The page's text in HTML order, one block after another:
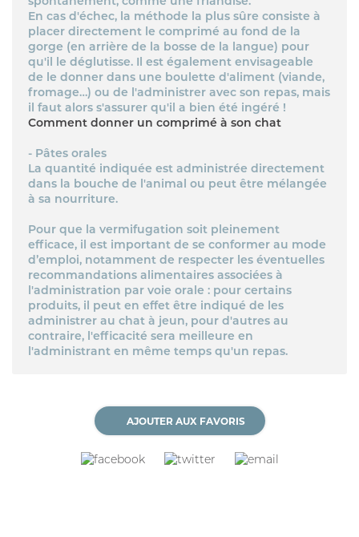
En cas d'échec, la méthode la plus sûre consiste à
placer directement le comprimé au fond de la
gorge (en arrière de la bosse de la langue) pour
qu'il le déglutisse. Il est également envisageable
de le donner dans une boulette d'aliment (viande,
fromage…) ou de l'administrer avec son repas, mais
il faut alors s'assurer qu'il a bien été ingéré !
Comment donner un comprimé à son chat
- Pâtes orales
La quantité indiquée est administrée directement
dans la bouche de l'animal ou peut être mélangée
à sa nourriture.
Pour que la vermifugation soit pleinement
efficace, il est important de se conformer au mode
d’emploi, notamment de respecter les éventuelles
recommandations alimentaires associées à
l'administration par voie orale : pour certains
produits, il peut en effet être indiqué de les
administrer au chat à jeun, pour d'autres au
contraire, l'efficacité sera meilleure en
l'administrant en même temps qu'un repas.
AJOUTER AUX FAVORIS